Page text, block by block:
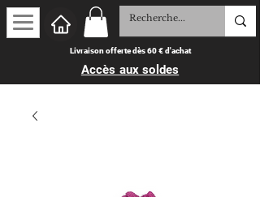
Livraison offerte dès 60 € d'achat
Accès aux soldes